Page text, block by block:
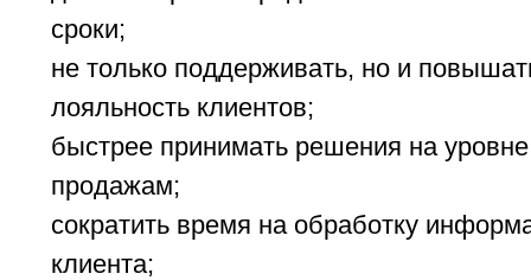
сроки;
не только поддерживать, но и
лояльность клиентов;
быстрее принимать решения на
продажам;
сократить время на обработку
клиента;